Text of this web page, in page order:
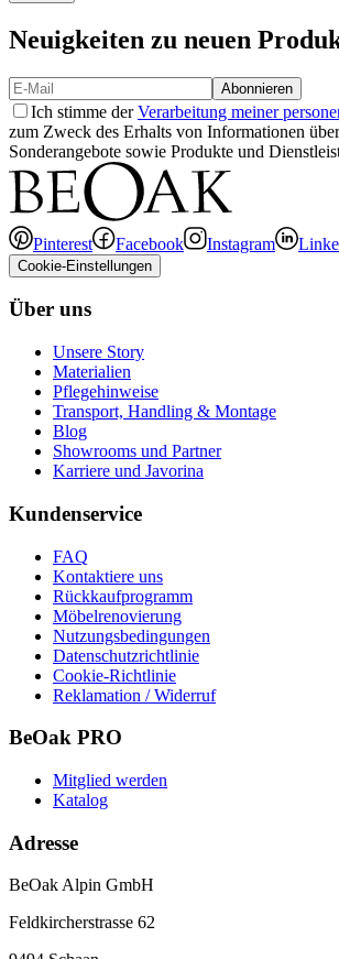
Neuigkeiten zu neuen
Abonnieren
Ich stimme derVerarbeitung meiner
zum Zweck des Erhalts von Informationen
Sonderangebote sowie Produkte und
Pinterest Facebook Instagram
Cookie-Einstellungen
Über uns
Unsere Story
Materialien
Pflegehinweise
Transport, Handling & Montage
Blog
Showrooms und Partner
Karriere und Javorina
Kundenservice
FAQ
Kontaktiere uns
Rückkaufprogramm
Möbelrenovierung
Nutzungsbedingungen
Datenschutzrichtlinie
Cookie-Richtlinie
Reklamation / Widerruf
BeOak PRO
Mitglied werden
Katalog
Adresse
BeOak Alpin GmbH
Feldkircherstrasse 62